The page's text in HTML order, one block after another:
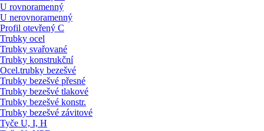
U rovnoramenný
U nerovnoramenný
Profil otevřený C
Trubky ocel
Trubky svařované
Trubky konstrukční
Ocel.trubky bezešvé
Trubky bezešvé přesné
Trubky bezešvé tlakové
Trubky bezešvé konstr.
Trubky bezešvé závitové
Tyče U, I, H